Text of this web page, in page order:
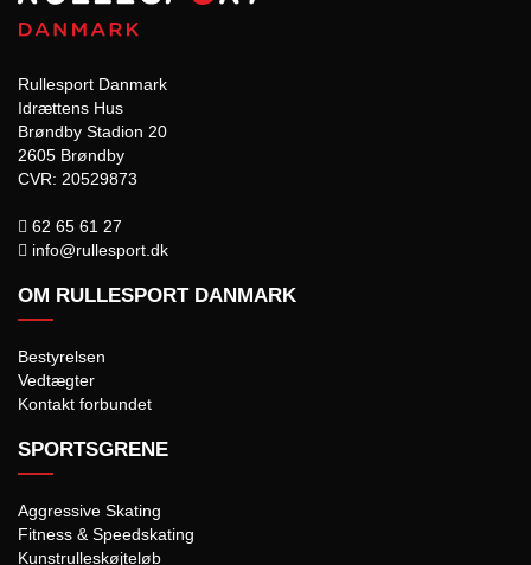
Rullesport Danmark
Idrættens Hus
Brøndby Stadion 20
2605 Brøndby
CVR: 20529873
62 65 61 27
info@rullesport.dk
OM RULLESPORT DANMARK
Bestyrelsen
Vedtægter
Kontakt forbundet
SPORTSGRENE
Aggressive Skating
Fitness & Speedskating
Kunstrulleskøjteløb